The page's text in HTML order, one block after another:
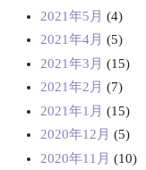
2021年5月 (4)
2021年4月 (5)
2021年3月 (15)
2021年2月 (7)
2021年1月 (15)
2020年12月 (5)
2020年11月 (10)